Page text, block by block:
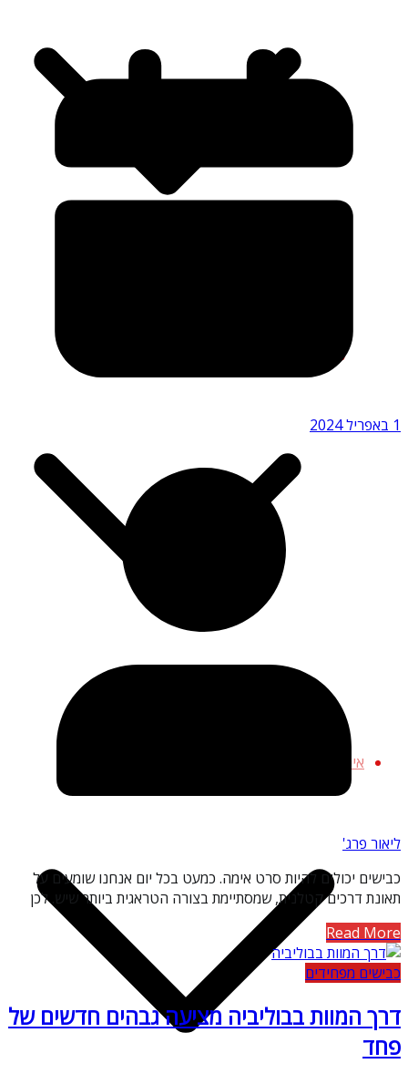
אימה צרכנית
1 באפריל 2024
ליאור פרג'
כבישים יכולים להיות סרט אימה. כמעט בכל יום אנחנו שומעים על
תאונת דרכים קטלנית, שמסתיימת בצורה הטראגית ביותר שיש. לכן
Read More
כבישים מפחידים
דרך המוות בבוליביה מציעה גבהים חדשים של
פחד